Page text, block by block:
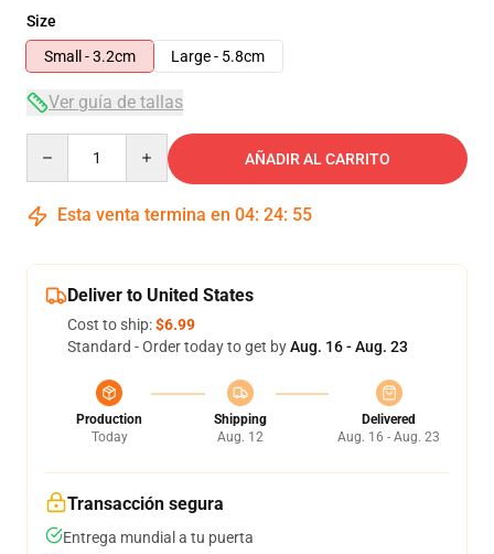
Size
Small - 3.2cm
Large - 5.8cm
Ver guía de tallas
AÑADIR AL CARRITO
Esta venta termina en 04: 24: 54
Deliver to United States
Cost to ship:$6.99
Standard - Order today to get byAug. 16 - Aug. 23
Production
Today
Shipping
Aug. 12
Delivered
Aug. 16 - Aug. 23
Transacción segura
Entrega mundial a tu puerta